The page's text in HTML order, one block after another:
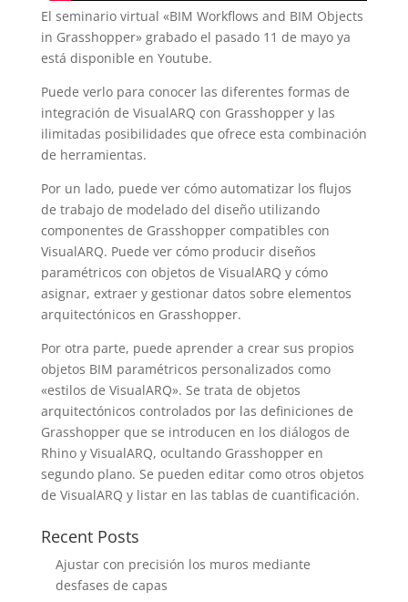
El seminario virtual «BIM Workflows and BIM Objects
in Grasshopper» grabado el pasado 11 de mayo ya
está disponible en Youtube.
Puede verlo para conocer las diferentes formas de
integración de VisualARQ con Grasshopper y las
ilimitadas posibilidades que ofrece esta combinación
de herramientas.
Por un lado, puede ver cómo automatizar los flujos
de trabajo de modelado del diseño utilizando
componentes de Grasshopper compatibles con
VisualARQ. Puede ver cómo producir diseños
paramétricos con objetos de VisualARQ y cómo
asignar, extraer y gestionar datos sobre elementos
arquitectónicos en Grasshopper.
Por otra parte, puede aprender a crear sus propios
objetos BIM paramétricos personalizados como
«estilos de VisualARQ». Se trata de objetos
arquitectónicos controlados por las definiciones de
Grasshopper que se introducen en los diálogos de
Rhino y VisualARQ, ocultando Grasshopper en
segundo plano. Se pueden editar como otros objetos
de VisualARQ y listar en las tablas de cuantificación.
Recent Posts
Ajustar con precisión los muros mediante
desfases de capas